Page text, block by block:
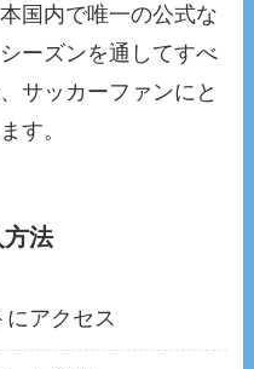
国内で唯一の公式な
ーズンを通してすべ
サッカーファンにと
す。
法
アクセス